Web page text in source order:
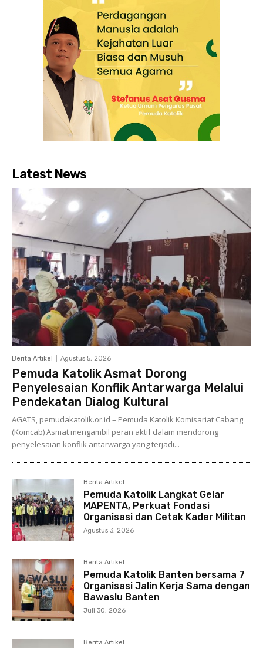
Latest News
Berita Artikel Agustus 5, 2026
Pemuda Katolik Asmat Dorong
Penyelesaian Konflik Antarwarga Melalui
Pendekatan Dialog Kultural
AGATS, pemudakatolik.or.id – Pemuda Katolik Komisariat Cabang
(Komcab) Asmat mengambil peran aktif dalam mendorong
penyelesaian konflik antarwarga yang terjadi...
Berita Artikel
Pemuda Katolik Langkat Gelar
MAPENTA, Perkuat Fondasi
Organisasi dan Cetak Kader Militan
Agustus 3, 2026
Berita Artikel
Pemuda Katolik Banten bersama 7
Organisasi Jalin Kerja Sama dengan
Bawaslu Banten
Juli 30, 2026
Berita Artikel